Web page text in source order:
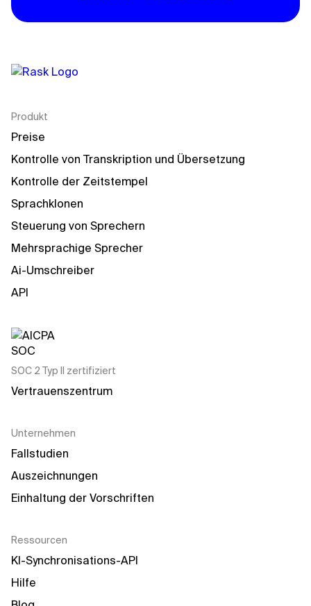
Produkt
Preise
Kontrolle von Transkription und Übersetzung
Kontrolle der Zeitstempel
Sprachklonen
Steuerung von Sprechern
Mehrsprachige Sprecher
Ai-Umschreiber
API
SOC 2 Typ II zertifiziert
Vertrauenszentrum
Unternehmen
Fallstudien
Auszeichnungen
Einhaltung der Vorschriften
Ressourcen
KI-Synchronisations-API
Hilfe